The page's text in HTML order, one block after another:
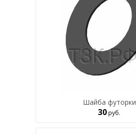
Шайба футорки
30руб.